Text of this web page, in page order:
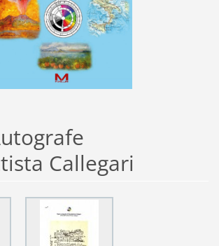
Callegari